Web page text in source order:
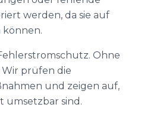
werden, da sie auf
Ohne
Wir prüfen die
und zeigen auf,
sind.